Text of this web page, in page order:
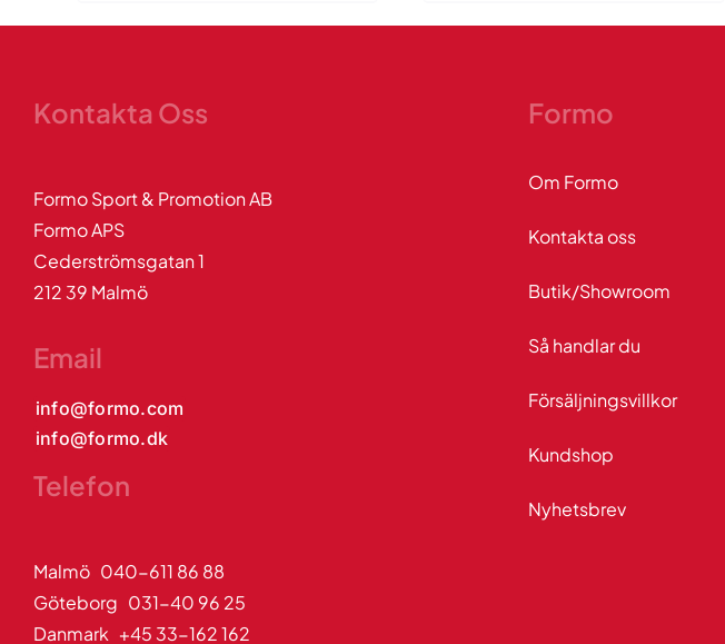
Kontakta Oss
Formo Sport & Promotion AB
Formo APS
Cederströmsgatan 1
212 39 Malmö
Email
info@formo.com
info@formo.dk
Telefon
Malmö 040-611 86 88
Göteborg 031-40 96 25
Danmark +45 33-162 162
Formo
Om Formo
Kontakta oss
Butik/Showroom
Så handlar du
Försäljningsvillkor
Kundshop
Nyhetsbrev